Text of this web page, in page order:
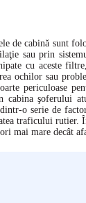
de cabină sunt
sau prin
cu aceste
ochilor sau
periculoase
cabina şoferului
o serie de
traficului rutier.
ori mai mare decât